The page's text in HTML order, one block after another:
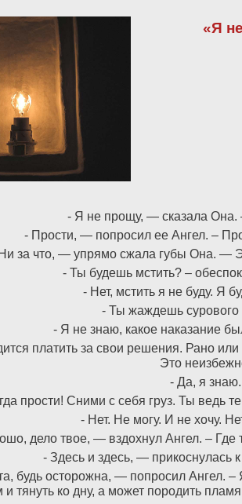
«Я
- Я не прощу, — сказала Она.
- Прости, — попросил ее Ангел. –
за что, — упрямо сжала губы Она. —
- Ты будешь мстить? –
- Нет, мстить я не буду. Я
- Ты жаждешь сурового
- Я не знаю, какое наказание
платить за свои решения. Рано
Это
- Да, я знаю.
прости! Сними с себя груз. Ты ведь
- Нет. Не могу. И не хочу.
дело твое, — вздохнул Ангел. –
- Здесь и здесь, — прикоснулась
будь осторожна, — попросил Ангел.
и тянуть ко дну, а может породить